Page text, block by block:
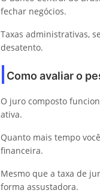
fechar negócios.
Taxas administrativas,
desatento.
Como avaliar o
O juro composto
ativa.
Quanto mais tempo
financeira.
Mesmo que a taxa de
forma assustadora.